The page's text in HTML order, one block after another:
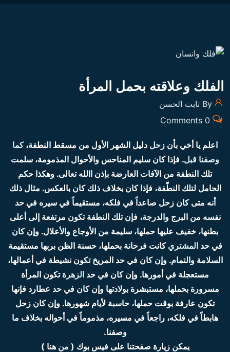
الفلك وعلاقته بحمل المرأة
0 Comments
اعلم يا أخي بأن زحل دليل الشهر الأول من مسقط النطفة،كما
وصفنا قبل. فإذا كان سليم المناحس والأحوال المذمومة، سلمت
تلك النطفة من الآفات العارضة بإذن االله تعالى. وهكذا حكم
الحامل لتلك النطّفة، فإذا كان بخلاف ذلك كان بالعكس. مثال ذلك
أنه متى كان زحل صاعداً في فلكه، مستقيماً في سيره في حد
نفسه من البرج والدرجة، فإن تلك النطفة تكون مرتفعة إلى أعلى
بطنها، خفيف عليها حملها، سليمة من الأوجاع والأعلال. وإن كان
في حدالمشتري كانت فرحانة بحملها، حسنة الظن بربها مستقيمة
السلامة والتمام. وإن كان في حد المريخ تكون نشيطة في أعمالها،
مستعجلة في أمورها. وإن كان في حد الزهرة تكون المرأة
مسرورة بحملها، مستبشرة بولادتها وإن كان في حد عطارد فإنها
تكون عارفة بوقت حملها، حاسبة لأيام شهورها. وإن كان زحل
هابطاً في فلكه، راجعاً في مسيره، مذموماً في أحواله بخلاف ما
وصفنا.
يمكن زيارة صفحتنا على فيس بوك ( من هنا )